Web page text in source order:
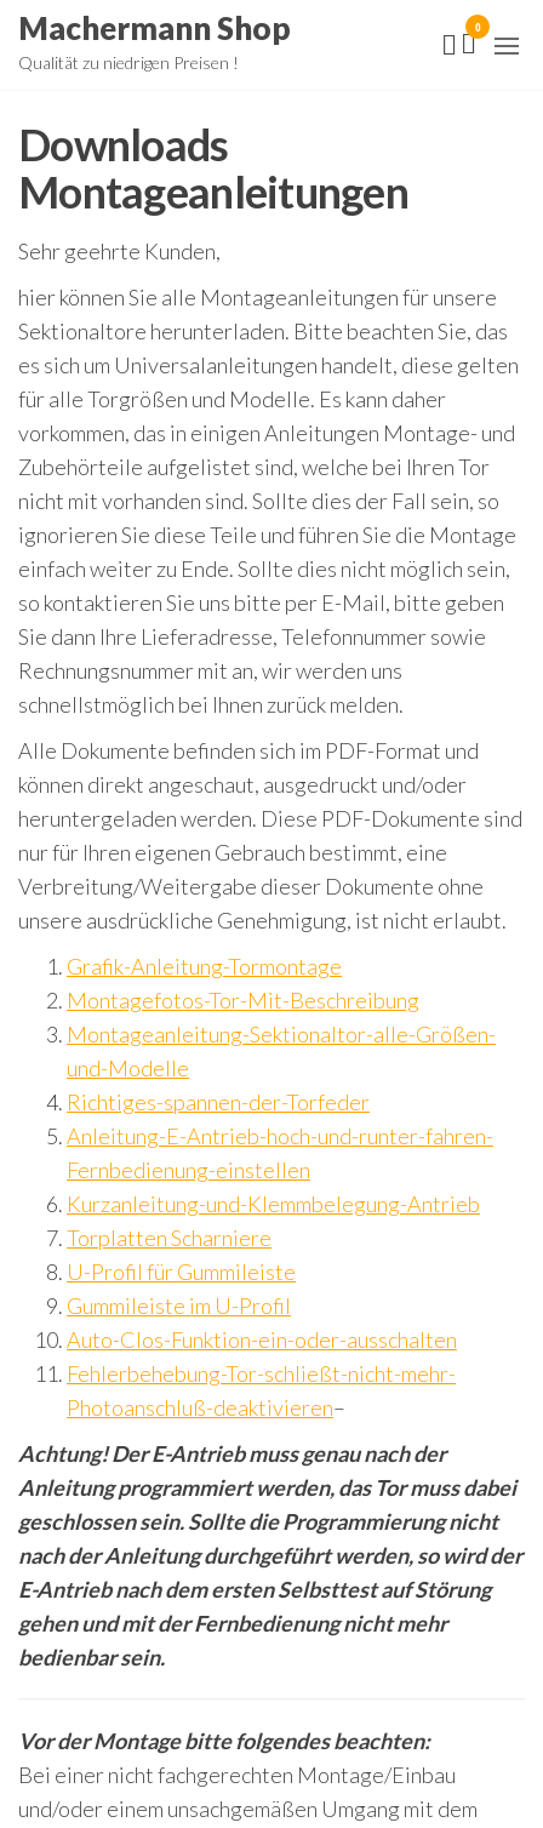
ZumMachermann Shop
Qualität zu niedrigen Preisen !
0
Downloads
Montageanleitungen
Sehr geehrte Kunden,
hier können Sie alle Montageanleitungen für unsere
Sektionaltore herunterladen. Bitte beachten Sie, das
es sich um Universalanleitungen handelt, diese gelten
für alle Torgrößen und Modelle. Es kann daher
vorkommen, das in einigen Anleitungen Montage- und
Zubehörteile aufgelistet sind, welche bei Ihren Tor
nicht mit vorhanden sind. Sollte dies der Fall sein, so
ignorieren Sie diese Teile und führen Sie die Montage
einfach weiter zu Ende. Sollte dies nicht möglich sein,
so kontaktieren Sie uns bitte per E-Mail, bitte geben
Sie dann Ihre Lieferadresse, Telefonnummer sowie
Rechnungsnummer mit an, wir werden uns
schnellstmöglich bei Ihnen zurück melden.
Alle Dokumente befinden sich im PDF-Format und
können direkt angeschaut, ausgedruckt und/oder
heruntergeladen werden. Diese PDF-Dokumente sind
nur für Ihren eigenen Gebrauch bestimmt, eine
Verbreitung/Weitergabe dieser Dokumente ohne
unsere ausdrückliche Genehmigung, ist nicht erlaubt.
Grafik-Anleitung-Tormontage
Montagefotos-Tor-Mit-Beschreibung
Montageanleitung-Sektionaltor-alle-Größen-
und-Modelle
Richtiges-spannen-der-Torfeder
Anleitung-E-Antrieb-hoch-und-runter-fahren-
Fernbedienung-einstellen
Kurzanleitung-und-Klemmbelegung-Antrieb
Torplatten Scharniere
U-Profil für Gummileiste
Gummileiste im U-Profil
Auto-Clos-Funktion-ein-oder-ausschalten
Fehlerbehebung-Tor-schließt-nicht-mehr-
Photoanschluß-deaktivieren–
Achtung! Der E-Antrieb muss genau nach der
Anleitung programmiert werden, das Tor muss dabei
geschlossen sein. Sollte die Programmierung nicht
nach der Anleitung durchgeführt werden, so wird der
E-Antrieb nach dem ersten Selbsttest auf Störung
gehen und mit der Fernbedienung nicht mehr
bedienbar sein.
Vor der Montage bitte folgendes beachten:
Bei einer nicht fachgerechten Montage/Einbau
und/oder einem unsachgemäßen Umgang mit dem